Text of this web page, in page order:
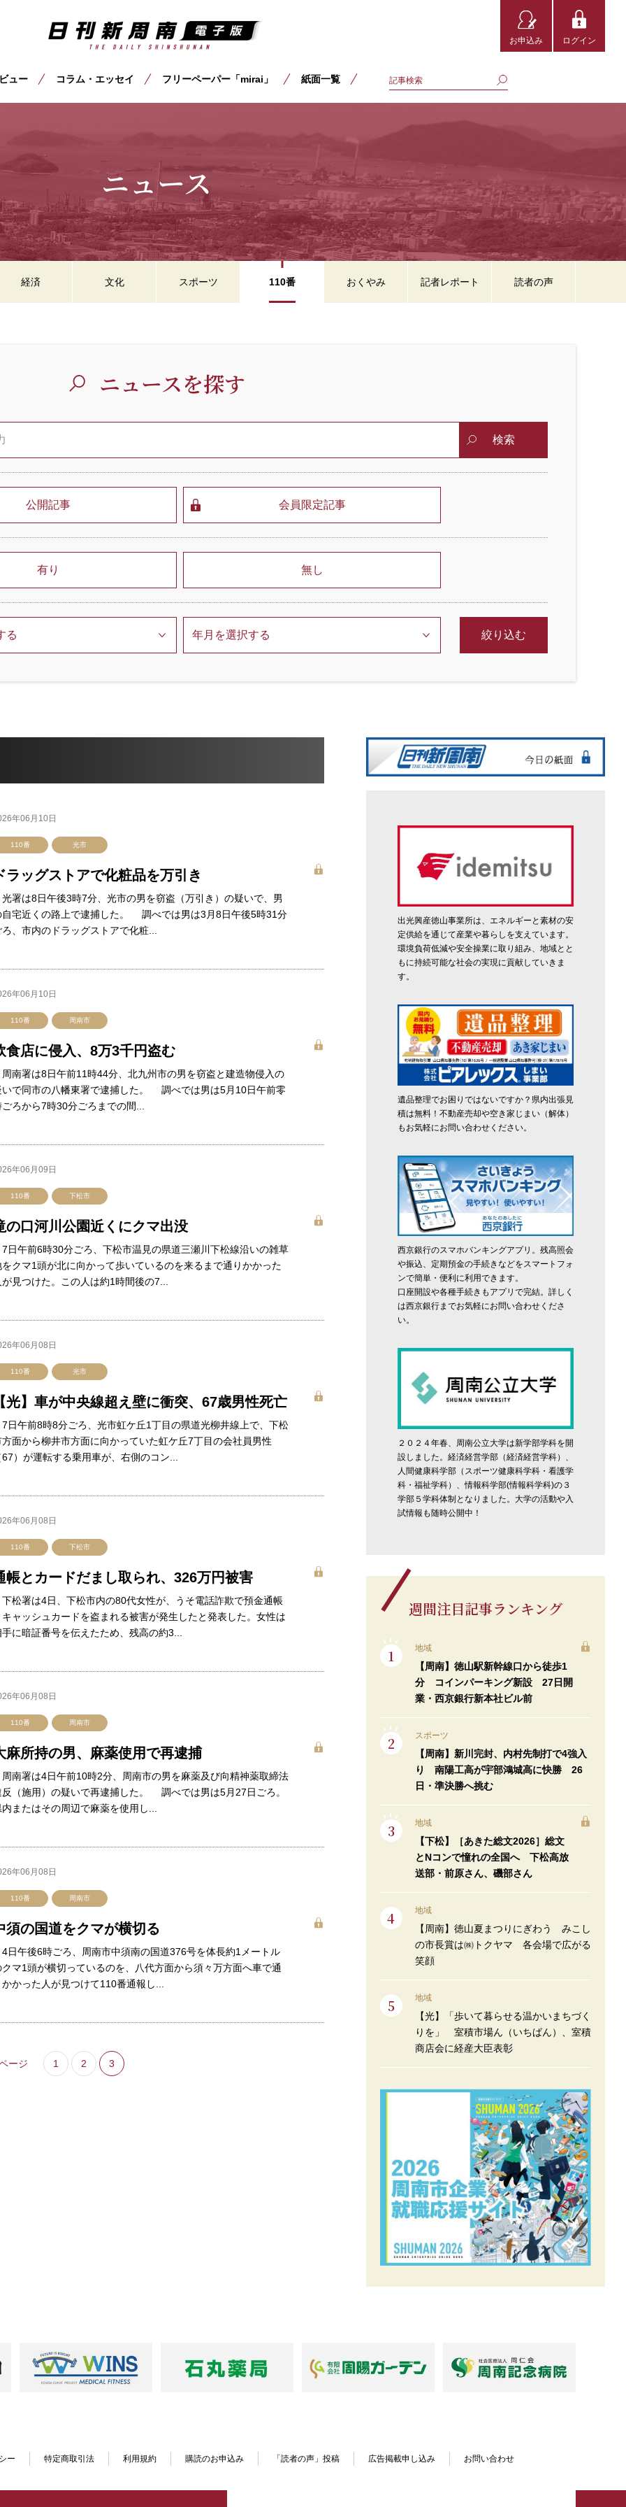
お申込み ログイン
ュー コラム・エッセイ フリーペーパー「mirai」 紙面一覧
ニュース
ニュースを探す
検索
公開記事 会員限定記事
有り 無し
絞り込む
経済 文化 スポーツ 110番 おくやみ 記者レポート 読者の声
年06月10日
110番 光市
ラッグストアで化粧品を万引き
署は8日午後3時7分、光市の男を窃盗（万引き）の疑いで、男
自宅近くの路上で逮捕した。 調べでは男は3月8日午後5時31分
、市内のドラッグストアで化粧...
年06月10日
110番 周南市
食店に侵入、8万3千円盗む
南署は8日午前11時44分、北九州市の男を窃盗と建造物侵入の
いで同市の八幡東署で逮捕した。 調べでは男は5月10日午前零
ろから7時30分ごろまでの間...
年06月09日
110番 下松市
の口河川公園近くにクマ出没
午前6時30分ごろ、下松市温見の県道三瀬川下松線沿いの雑草
をクマ1頭が北に向かって歩いているのを来るまで通りかかった
見つけた。この人は約1時間後の7...
年06月08日
110番 光市
光】車が中央線超え壁に衝突、67歳男性死亡
午前8時8分ごろ、光市虹ケ丘1丁目の県道光柳井線上で、下松
方面から柳井市方面に向かっていた虹ケ丘7丁目の会社員男性
）が運転する乗用車が、右側のコン...
年06月08日
110番 下松市
帳とカードだまし取られ、326万円被害
松署は4日、下松市内の80代女性が、うそ電話詐欺で預金通帳
キャッシュカードを盗まれる被害が発生したと発表した。女性は
に暗証番号を伝えたため、残高の約3...
年06月08日
110番 周南市
麻所持の男、麻薬使用で再逮捕
南署は4日午前10時2分、周南市の男を麻薬及び向精神薬取締法
反（施用）の疑いで再逮捕した。 調べでは男は5月27日ごろ。
またはその周辺で麻薬を使用し...
年06月08日
110番 周南市
須の国道をクマが横切る
午後6時ごろ、周南市中須南の国道376号を体長約1メートル
クマ1頭が横切っているのを、八代方面から須々万方面へ車で通
かった人が見つけて110番通報し...
ージ 1 2 3
出光興産徳山事業所は、エネルギーと素材の安
定供給を通じて産業や暮らしを支えています。
環境負荷低減や安全操業に取り組み、地域とと
もに持続可能な社会の実現に貢献していきま
す。
遺品整理でお困りではないですか？県内出張見
積は無料！不動産売却や空き家じまい（解体）
もお気軽にお問い合わせください。
西京銀行のスマホバンキングアプリ。残高照会
や振込、定期預金の手続きなどをスマートフォ
ンで簡単・便利に利用できます。
口座開設や各種手続きもアプリで完結。詳しく
は西京銀行までお気軽にお問い合わせくださ
い。
２０２４年春、周南公立大学は新学部学科を開
設しました。経済経営学部（経済経営学科）、
人間健康科学部（スポーツ健康科学科・看護学
科・福祉学科）、情報科学部(情報科学科)の３
学部５学科体制となりました。大学の活動や入
試情報も随時公開中！
週間注目記事ランキング
地域
【周南】徳山駅新幹線口から徒歩1
分 コインパーキング新設 27日開
業・西京銀行新本社ビル前
スポーツ
【周南】新川完封、内村先制打で4強入
り 南陽工高が宇部鴻城高に快勝 26
日・準決勝へ挑む
地域
【下松】［あきた総文2026］総文
とNコンで憧れの全国へ 下松高放
送部・前原さん、磯部さん
地域
【周南】徳山夏まつりにぎわう みこし
の市長賞は㈱トクヤマ 各会場で広がる
笑顔
地域
【光】「歩いて暮らせる温かいまちづく
りを」 室積市場ん（いちばん）、室積
商店会に経産大臣表彰
ー 特定商取引法 利用規約 購読のお申込み 「読者の声」投稿 広告掲載申し込み お問い合わせ